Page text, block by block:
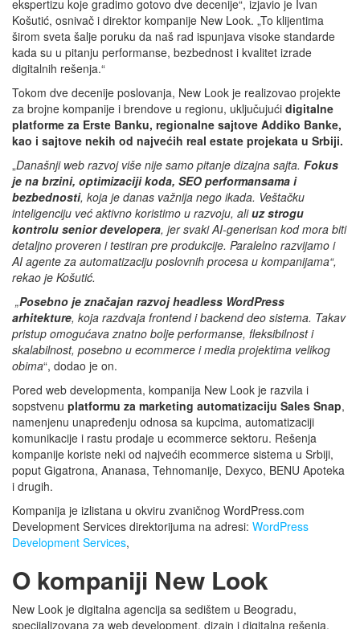
ekspertizu koje gradimo gotovo dve decenije“, izjavio je Ivan
Košutić, osnivač i direktor kompanije New Look. „To klijentima
širom sveta šalje poruku da naš rad ispunjava visoke standarde
kada su u pitanju performanse, bezbednost i kvalitet izrade
digitalnih rešenja.“
Tokom dve decenije poslovanja, New Look je realizovao projekte
za brojne kompanije i brendove u regionu, uključujući digitalne
platforme za Erste Banku, regionalne sajtove Addiko Banke,
kao i sajtove nekih od najvećih real estate projekata u Srbiji.
„Današnji web razvoj više nije samo pitanje dizajna sajta. Fokus
je na brzini, optimizaciji koda, SEO performansama i
bezbednosti, koja je danas važnija nego ikada. Veštačku
inteligenciju već aktivno koristimo u razvoju, aliuz strogu
kontrolu senior developera, jer svaki AI-generisan kod mora biti
detaljno proveren i testiran pre produkcije. Paralelno razvijamo i
AI agente za automatizaciju poslovnih procesa u kompanijama“,
rekao je Košutić.
„Posebno je značajan razvoj headless WordPress
arhitekture, koja razdvaja frontend i backend deo sistema. Takav
pristup omogućava znatno bolje performanse, fleksibilnost i
skalabilnost, posebno u ecommerce i media projektima velikog
obima“, dodao je on.
Pored web developmenta, kompanija New Look je razvila i
sopstvenu platformu za marketing automatizaciju Sales Snap,
namenjenu unapređenju odnosa sa kupcima, automatizaciji
komunikacije i rastu prodaje u ecommerce sektoru. Rešenja
kompanije koriste neki od najvećih ecommerce sistema u Srbiji,
poput Gigatrona, Ananasa, Tehnomanije, Dexyco, BENU Apoteka
i drugih.
Kompanija je izlistana u okviru zvaničnog WordPress.com
Development Services direktorijuma na adresi: WordPress
Development Services,
O kompaniji New Look
New Look je digitalna agencija sa sedištem u Beogradu,
specijalizovana za web development, dizajn i digitalna rešenja.